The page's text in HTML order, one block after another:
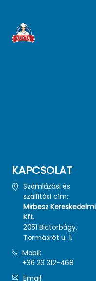
KAPCSOLAT
Számlázási és
szállítási cím:
Mirbesz Kereskedelmi
Kft.
2051 Biatorbágy,
Tormásrét u. 1.
Mobil:
+36 23 312-468
Email: